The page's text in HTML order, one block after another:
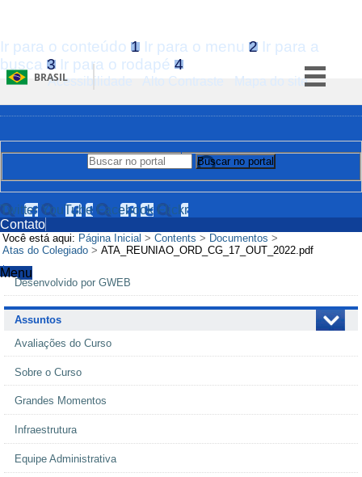
Ir para o conteúdo 1 Ir para o menu 2 Ir para a
busca 3 Ir para o rodapé 4
Acessibilidade Alto Contraste Mapa do site
BRASIL
Simplifique!
Participe
Acesso à informação
Canais
Buscar no portal
Twitter YouTube Facebook Flickr
Contato
Você está aqui: Página Inicial >Contents > Documentos >
Atas do Colegiado >ATA_REUNIAO_ORD_CG_17_OUT_2022.pdf
Menu
Navegação
Desenvolvido por GWEB
Assuntos
Avaliações do Curso
Sobre o Curso
Grandes Momentos
Infraestrutura
Equipe Administrativa